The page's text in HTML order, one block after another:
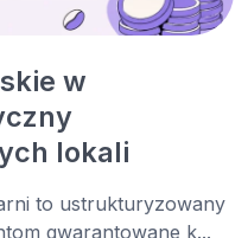
w
lokali
to ustrukturyzowany
gwarantowane k...